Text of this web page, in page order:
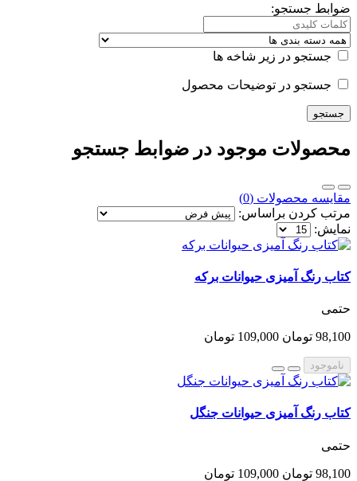
ضوابط جستجو:
جستجو در زیر شاخه ها
جستجو در توضیحات محصول
محصولات موجود در ضوابط جستجو
مقایسه محصولات (0)
مرتب کردن براساس:
نمایش:
کتاب رنگ آمیزی حیوانات برکه
حتمی
98,100 تومان 109,000 تومان
ناموجود
کتاب رنگ آمیزی حیوانات جنگل
حتمی
98,100 تومان 109,000 تومان